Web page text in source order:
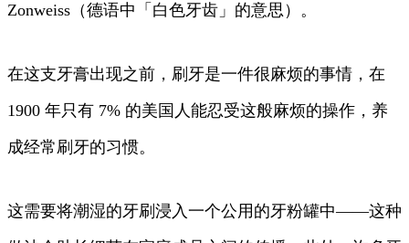
Zonweiss（德语中「白色牙齿」的意思）。
在这支牙膏出现之前，刷牙是一件很麻烦的事情，在
1900 年只有 7% 的美国人能忍受这般麻烦的操作，养
成经常刷牙的习惯。
这需要将潮湿的牙刷浸入一个公用的牙粉罐中——这种